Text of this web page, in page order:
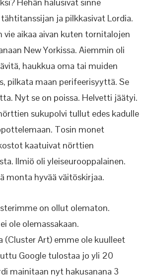
ja pilkkasivat Lordia.
vie aikaa aivan kuten tornitalojen
New Yorkissa. Aiemmin oli
haukkua oma tai muiden
pilkata maan perifeerisyyttä. Se
Nyt se on poissa. Helvetti jäätyi.
sukupolvi tullut edes kadulle
Tosin monet
kaatuivat nörttien
Ilmiö oli yleiseurooppalainen.
monta hyvää väitöskirjaa.
on ollut olematon.
ole olemassakaan.
(Cluster Art) emme ole kuulleet
Google tulostaa jo yli 20
mainitaan nyt hakusanana 3